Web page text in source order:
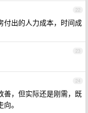
22
付出的人力成本，时间成
23
24
善，但实际还是刚需，既
。